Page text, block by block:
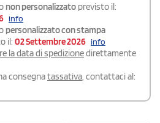
non personalizzato previsto il:
info
personalizzato con stampa
il: 02 Settembre 2026 info
la data di spedizionedirettamente
consegnatassativa, contattaci al: